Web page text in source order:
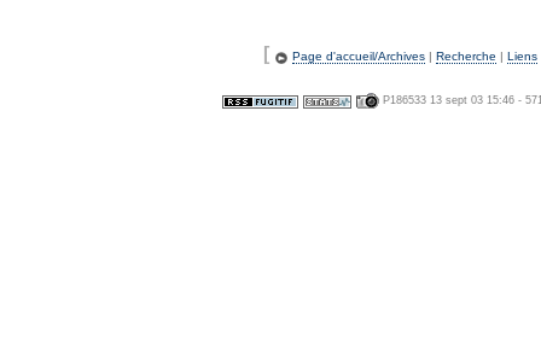
[ Page d'accueil/Archives | Recherche | Liens
P186533 13 sept 03 15:46 -